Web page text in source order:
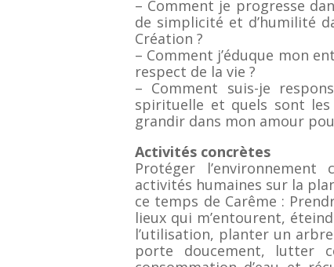
– Comment je progresse
de simplicité et d’humilité
Création ?
– Comment j’éduque mon
respect de la vie ?
– Comment suis-je
spirituelle et quels sont
grandir dans mon amour
Activités concrètes
Protéger
activités humaines sur la
ce temps de Carême :
lieux qui m’entourent,
l’utilisation, planter un
porte doucement, lutter